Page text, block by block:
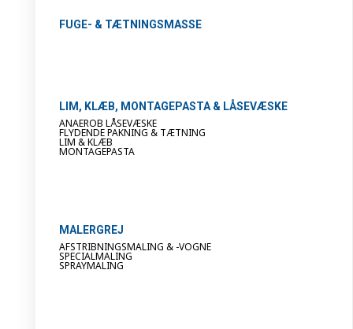
FUGE- & TÆTNINGSMASSE
LIM, KLÆB, MONTAGEPASTA & LÅSEVÆSKE
ANAEROB LÅSEVÆSKE
FLYDENDE PAKNING & TÆTNING
LIM & KLÆB
MONTAGEPASTA
MALERGREJ
AFSTRIBNINGSMALING & -VOGNE
SPECIALMALING
SPRAYMALING